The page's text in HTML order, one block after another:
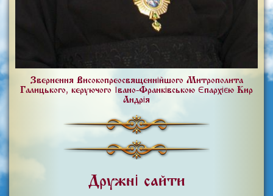
Звернення Високопреосвященнійшого Митрополита
Галицького, керуючого Івано-Франківською Єпархією Кир
Андрія
Дружні сайти